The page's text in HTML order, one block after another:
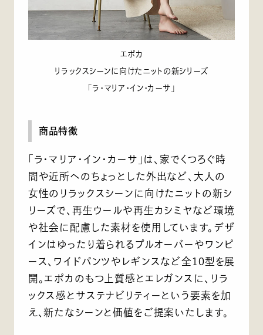
エポカ
リラックスシーンに向けたニットの新シリーズ
「ラ・マリア・イン・カーサ」
商品特徴
「ラ・マリア・イン・カーサ」は、家でくつろぐ時
間や近所へのちょっとした外出など、大人の
女性のリラックスシーンに向けたニットの新シ
リーズで、再生ウールや再生カシミヤなど環境
や社会に配慮した素材を使用しています。デザ
インはゆったり着られるプルオーバーやワンピ
ース、ワイドパンツやレギンスなど全10型を展
開。エポカのもつ上質感とエレガンスに、リラ
ックス感とサステナビリティーという要素を加
え、新たなシーンと価値をご提案いたします。